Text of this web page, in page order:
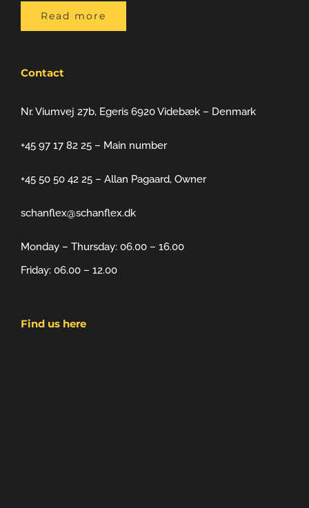
Read more
Contact
Nr. Viumvej 27b, Egeris 6920 Videbæk – Denmark
+45 97 17 82 25 – Main number
+45 50 50 42 25 – Allan Pagaard, Owner
schanflex@schanflex.dk
Monday – Thursday: 06.00 – 16.00
Friday: 06.00 – 12.00
Find us here